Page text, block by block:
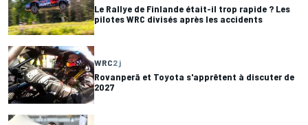
Le Rallye de Finlande était-il trop rapide ? Les
pilotes WRC divisés après les accidents
WRC2 j
Rovanperä et Toyota s'apprêtent à discuter de
2027